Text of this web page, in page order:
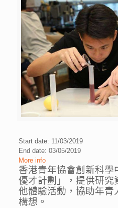
Start date: 11/03/2019
End date: 03/05/2019
More info
香港青年協會創新科學
優才計劃」，提供研究
他體驗活動，協助年青
構想。